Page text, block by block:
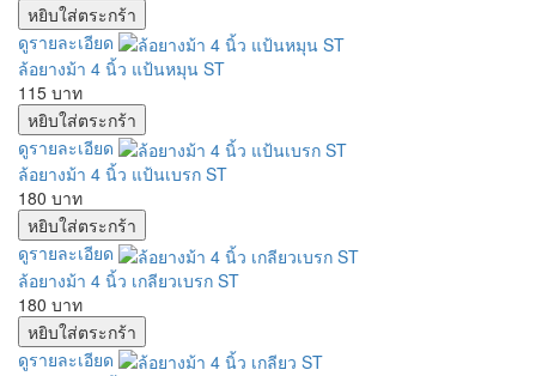
ดูรายละเอียด
ล้อยางม้า 4 นิ้ว แป้นหมุน ST
115 บาท
ดูรายละเอียด
ล้อยางม้า 4 นิ้ว แป้นเบรก ST
180 บาท
ดูรายละเอียด
ล้อยางม้า 4 นิ้ว เกลียวเบรก ST
180 บาท
ดูรายละเอียด